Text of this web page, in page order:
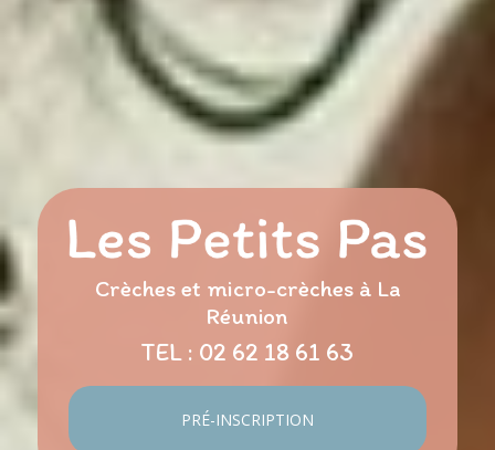
Crèches et micro-crèches à La
Réunion
TEL : 02 62 18 61 63
PRÉ-INSCRIPTION